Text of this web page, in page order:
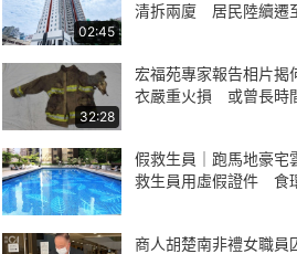
02:45
清拆兩廈 居民陸續遷
32:28
宏福苑專家報告相片揭
衣嚴重火損 或曾長時
假救生員｜跑馬地豪宅
救生員用虛假證件 食
商人胡楚南非禮女職